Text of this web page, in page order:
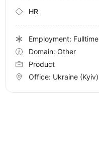
HR
Employment: Fulltime
Domain: Other
Product
Office: Ukraine (Kyiv)